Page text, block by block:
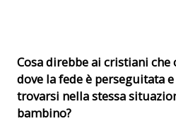
Cosa direbbe ai cristiani che
dove la fede è perseguitata
trovarsi nella stessa
bambino?